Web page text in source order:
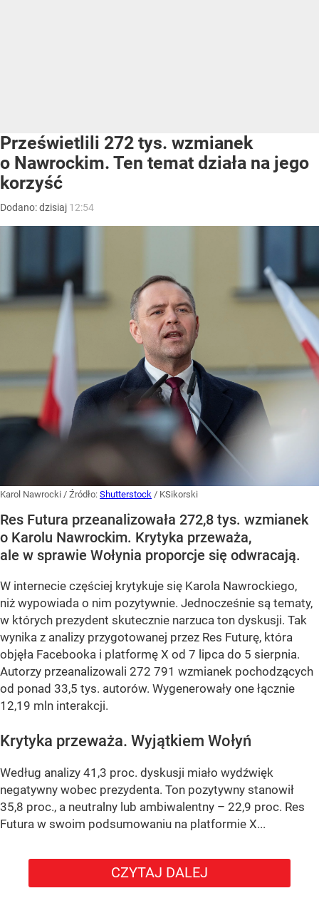
Prześwietlili 272 tys. wzmianek
o Nawrockim. Ten temat działa na jego
korzyść
Dodano:dzisiaj 12:54
Karol Nawrocki / Źródło: Shutterstock / KSikorski
Res Futura przeanalizowała 272,8 tys. wzmianek
o Karolu Nawrockim. Krytyka przeważa,
ale w sprawie Wołynia proporcje się odwracają.
W internecie częściej krytykuje się Karola Nawrockiego,
niż wypowiada o nim pozytywnie. Jednocześnie są tematy,
w których prezydent skutecznie narzuca ton dyskusji. Tak
wynika z analizy przygotowanej przez Res Futurę, która
objęła Facebooka i platformę X od 7 lipca do 5 sierpnia.
Autorzy przeanalizowali 272 791 wzmianek pochodzących
od ponad 33,5 tys. autorów. Wygenerowały one łącznie
12,19 mln interakcji.
Krytyka przeważa. Wyjątkiem Wołyń
Według analizy 41,3 proc. dyskusji miało wydźwięk
negatywny wobec prezydenta. Ton pozytywny stanowił
35,8 proc., a neutralny lub ambiwalentny – 22,9 proc. Res
Futura w swoim podsumowaniu na platformie X...
CZYTAJ DALEJ